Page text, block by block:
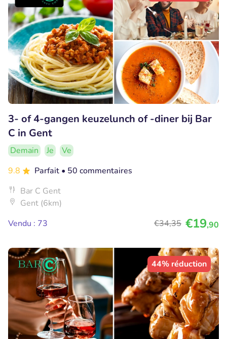
3- of 4-gangen keuzelunch of -diner bij Bar
C in Gent
Demain Je
Ve
9.8
Parfait • 50 commentaires
Bar C Gent
Gent (6km)
Vendu : 73
€34,35 €19,90
44% réduction